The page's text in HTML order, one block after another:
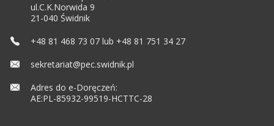
ul.C.K.Norwida 9
21-040 Świdnik
+48 81 468 73 07 lub +48 81 751 34 27
sekretariat@pec.swidnik.pl
Adres do e-Doręczeń:
AE:PL-85932-99519-HCTTC-28